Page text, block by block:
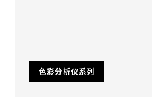
色彩分析仪系列